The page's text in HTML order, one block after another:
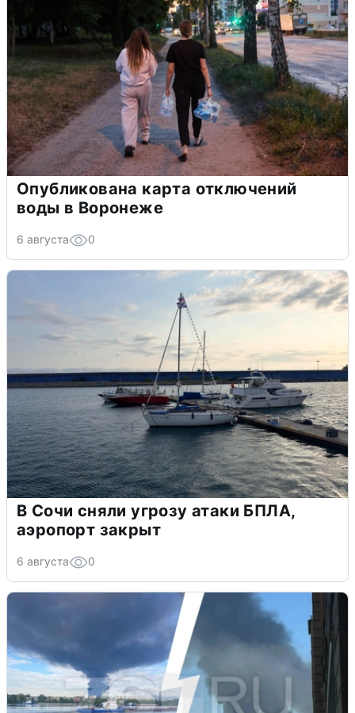
Опубликована карта отключений
воды в Воронеже
6 августа 0
В Сочи сняли угрозу атаки БПЛА,
аэропорт закрыт
6 августа 0